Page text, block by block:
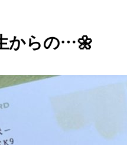
からの…🌼